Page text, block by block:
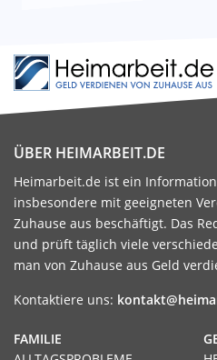
ÜBER HEIMARBEIT.DE
Heimarbeit.de ist ein
insbesondere mit geeigneten
Zuhause aus beschäftigt. Das
und prüft täglich viele
man von Zuhause aus Geld
Kontaktiere uns:
FAMILIE